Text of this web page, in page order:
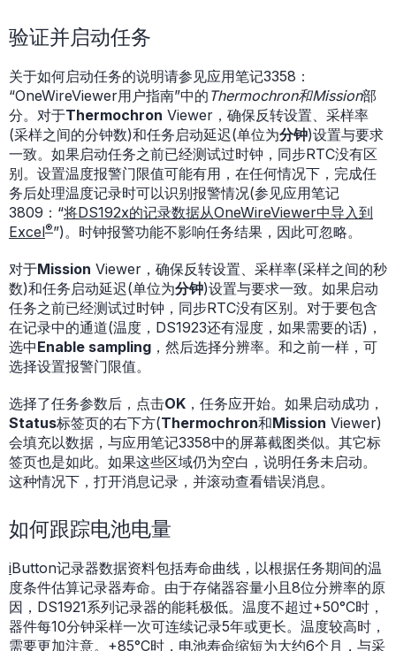
验证并启动任务
关于如何启动任务的说明请参见应用笔记3358：
“OneWireViewer用户指南”中的 Thermochron和Mission部
分。对于Thermochron Viewer，确保反转设置、采样率
(采样之间的分钟数)和任务启动延迟(单位为分钟)设置与要求
一致。如果启动任务之前已经测试过时钟，同步RTC没有区
别。设置温度报警门限值可能有用，在任何情况下，完成任
务后处理温度记录时可以识别报警情况(参见应用笔记
3809：“将DS192x的记录数据从OneWireViewer中导入到
Excel®”)。时钟报警功能不影响任务结果，因此可忽略。
对于Mission Viewer，确保反转设置、采样率(采样之间的秒
数)和任务启动延迟(单位为分钟)设置与要求一致。如果启动
任务之前已经测试过时钟，同步RTC没有区别。对于要包含
在记录中的通道(温度，DS1923还有湿度，如果需要的话)，
选中Enable sampling ，然后选择分辨率。和之前一样，可
选择设置报警门限值。
选择了任务参数后，点击OK ，任务应开始。如果启动成功，
Status标签页的右下方(Thermochron和Mission Viewer)
会填充以数据，与应用笔记3358中的屏幕截图类似。其它标
签页也是如此。如果这些区域仍为空白，说明任务未启动。
这种情况下，打开消息记录，并滚动查看错误消息。
如何跟踪电池电量
iButton记录器数据资料包括寿命曲线，以根据任务期间的温
度条件估算记录器寿命。由于存储器容量小且8位分辨率的原
因，DS1921系列记录器的能耗极低。温度不超过+50°C时，
器件每10分钟采样一次可连续记录5年或更长。温度较高时，
需要更加注意。+85°C时，电池寿命缩短为大约6个月，与采